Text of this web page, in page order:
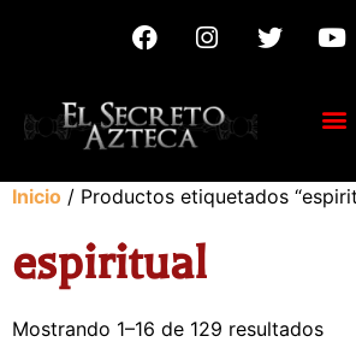
Inicio / Productos etiquetados
espiritual
Mostrando 1–16 de 129 resultados